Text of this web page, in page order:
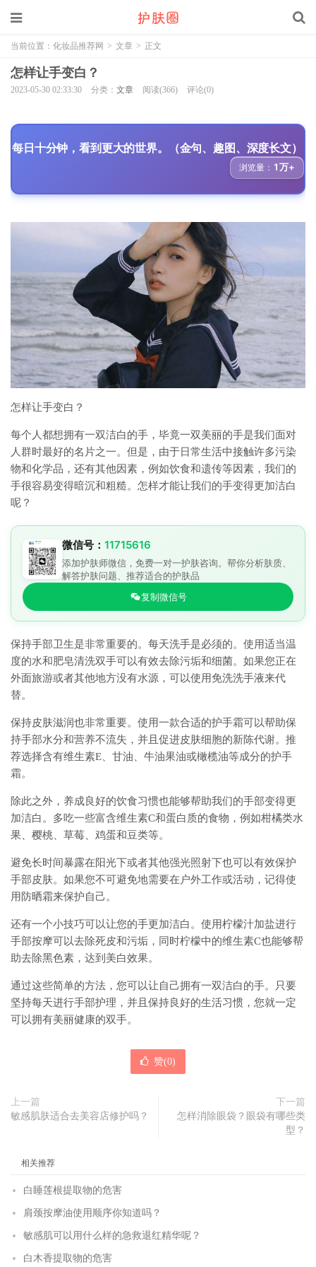
当前位置： 化妆品推荐网 > 文章 > 正文
怎样让手变白？
2023-05-30 02:33:30 分类： 文章 阅读(366) 评论(0)
每日十分钟，看到更大的世界。（金句、趣图、深度长文）
浏览量： 1万+
怎样让手变白？
每个人都想拥有一双洁白的手，毕竟一双美丽的手是我们面对
人群时最好的名片之一。但是，由于日常生活中接触许多污染
物和化学品，还有其他因素，例如饮食和遗传等因素，我们的
手很容易变得暗沉和粗糙。怎样才能让我们的手变得更加洁白
呢？
微信号： 11715616
添加护肤师微信，免费一对一护肤咨询。帮你分析肤质、
解答护肤问题、推荐适合的护肤品
复制微信号
保持手部卫生是非常重要的。每天洗手是必须的。使用适当温
度的水和肥皂清洗双手可以有效去除污垢和细菌。如果您正在
外面旅游或者其他地方没有水源，可以使用免洗洗手液来代
替。
保持皮肤滋润也非常重要。使用一款合适的护手霜可以帮助保
持手部水分和营养不流失，并且促进皮肤细胞的新陈代谢。推
荐选择含有维生素E、甘油、牛油果油或橄榄油等成分的护手
霜。
除此之外，养成良好的饮食习惯也能够帮助我们的手部变得更
加洁白。多吃一些富含维生素C和蛋白质的食物，例如柑橘类水
果、樱桃、草莓、鸡蛋和豆类等。
避免长时间暴露在阳光下或者其他强光照射下也可以有效保护
手部皮肤。如果您不可避免地需要在户外工作或活动，记得使
用防晒霜来保护自己。
还有一个小技巧可以让您的手更加洁白。使用柠檬汁加盐进行
手部按摩可以去除死皮和污垢，同时柠檬中的维生素C也能够帮
助去除黑色素，达到美白效果。
通过这些简单的方法，您可以让自己拥有一双洁白的手。只要
坚持每天进行手部护理，并且保持良好的生活习惯，您就一定
可以拥有美丽健康的双手。
赞(0)
上一篇
敏感肌肤适合去美容店修护吗？
下一篇
怎样消除眼袋？眼袋有哪些类
型？
相关推荐
白睡莲根提取物的危害
肩颈按摩油使用顺序你知道吗？
敏感肌可以用什么样的急救退红精华呢？
白木香提取物的危害